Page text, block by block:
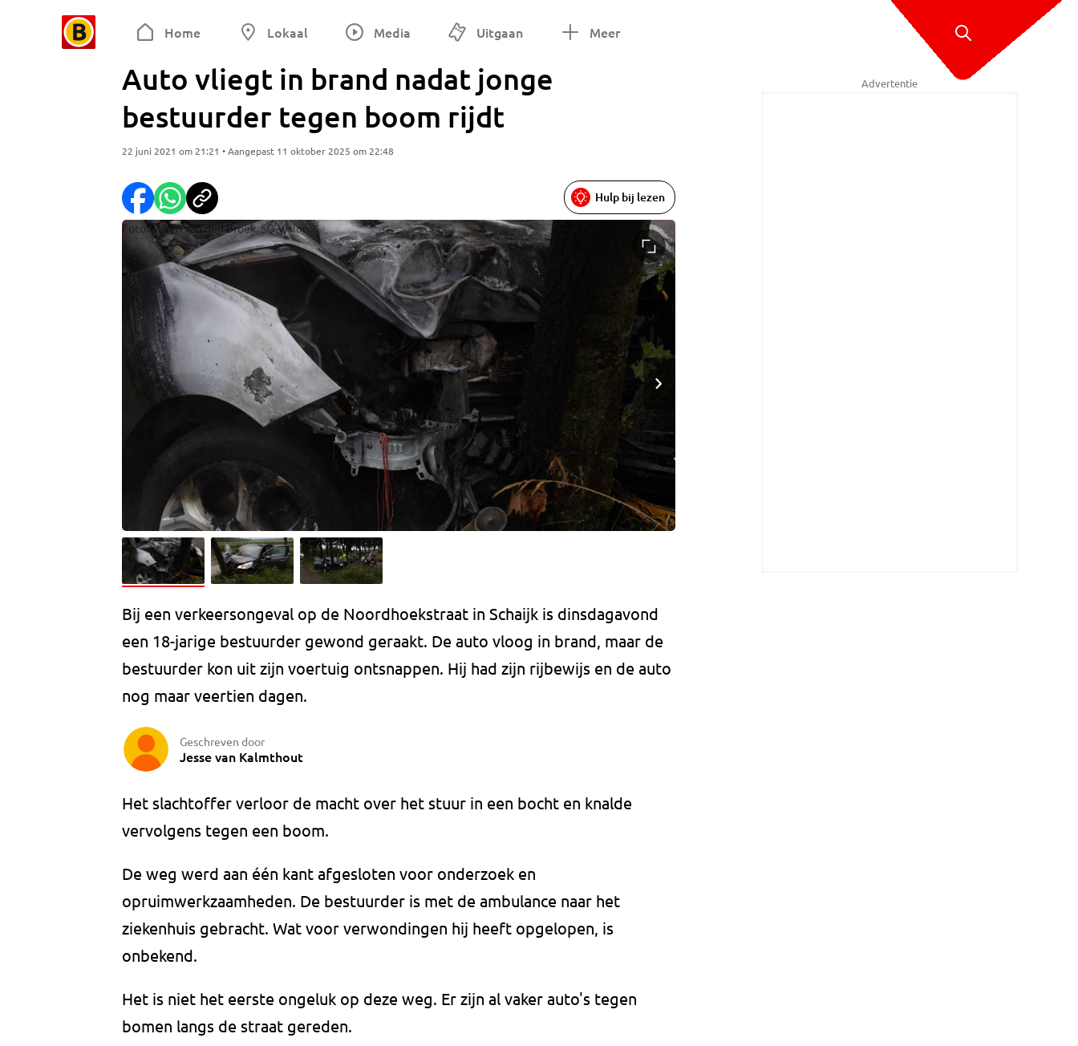
Home Lokaal Media Uitgaan Meer
Auto vliegt in brand nadat jonge
bestuurder tegen boom rijdt
22 juni 2021 om 21:21 • Aangepast 11 oktober 2025 om 22:48
Foto: Marco van den Broek, SQ Vision.
Hulp bij lezen
Bij een verkeersongeval op de Noordhoekstraat in Schaijk is dinsdagavond
een 18-jarige bestuurder gewond geraakt. De auto vloog in brand, maar de
bestuurder kon uit zijn voertuig ontsnappen. Hij had zijn rijbewijs en de auto
nog maar veertien dagen.
Geschreven door
Jesse van Kalmthout
Het slachtoffer verloor de macht over het stuur in een bocht en knalde
vervolgens tegen een boom.
De weg werd aan één kant afgesloten voor onderzoek en
opruimwerkzaamheden. De bestuurder is met de ambulance naar het
ziekenhuis gebracht. Wat voor verwondingen hij heeft opgelopen, is
onbekend.
Het is niet het eerste ongeluk op deze weg. Er zijn al vaker auto's tegen
bomen langs de straat gereden.
Advertentie